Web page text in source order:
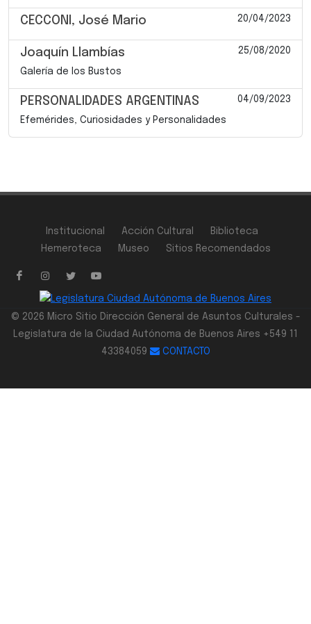
CECCONI, José Mario 20/04/2023
Joaquín Llambías 25/08/2020
Galería de los Bustos
PERSONALIDADES ARGENTINAS 04/09/2023
Efemérides, Curiosidades y Personalidades
Institucional Acción Cultural
Biblioteca
Hemeroteca
Museo Sitios Recomendados
© 2026 Micro Sitio Dirección General de Asuntos Culturales -
Legislatura de la Ciudad Autónoma de Buenos Aires +549 11
43384059
CONTACTO